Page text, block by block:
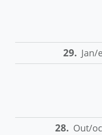
29. Jan/
28. Out/